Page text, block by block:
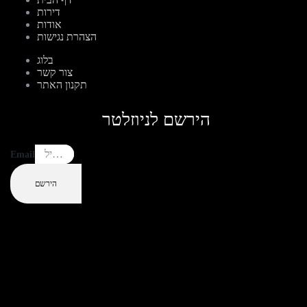
דירות
אודות
הצהרת נגישות
בלוג
צור קשר
תקנון האתר
הירשם לניוזלטר
Email
הירשם